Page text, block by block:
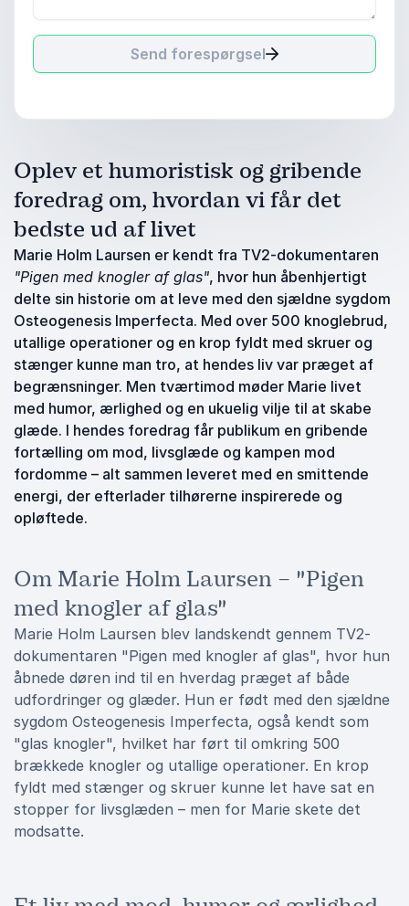
Send forespørgsel
Oplev et humoristisk og gribende
foredrag om, hvordan vi får det
bedste ud af livet
Marie Holm Laursen er kendt fra TV2-dokumentaren
"Pigen med knogler af glas", hvor hun åbenhjertigt
delte sin historie om at leve med den sjældne sygdom
Osteogenesis Imperfecta. Med over 500 knoglebrud,
utallige operationer og en krop fyldt med skruer og
stænger kunne man tro, at hendes liv var præget af
begrænsninger. Men tværtimod møder Marie livet
med humor, ærlighed og en ukuelig vilje til at skabe
glæde. I hendes foredrag får publikum en gribende
fortælling om mod, livsglæde og kampen mod
fordomme – alt sammen leveret med en smittende
energi, der efterlader tilhørerne inspirerede og
opløftede.
Om Marie Holm Laursen – "Pigen
med knogler af glas"
Marie Holm Laursen blev landskendt gennem TV2-
dokumentaren "Pigen med knogler af glas", hvor hun
åbnede døren ind til en hverdag præget af både
udfordringer og glæder. Hun er født med den sjældne
sygdom Osteogenesis Imperfecta, også kendt som
"glas knogler", hvilket har ført til omkring 500
brækkede knogler og utallige operationer. En krop
fyldt med stænger og skruer kunne let have sat en
stopper for livsglæden – men for Marie skete det
modsatte.